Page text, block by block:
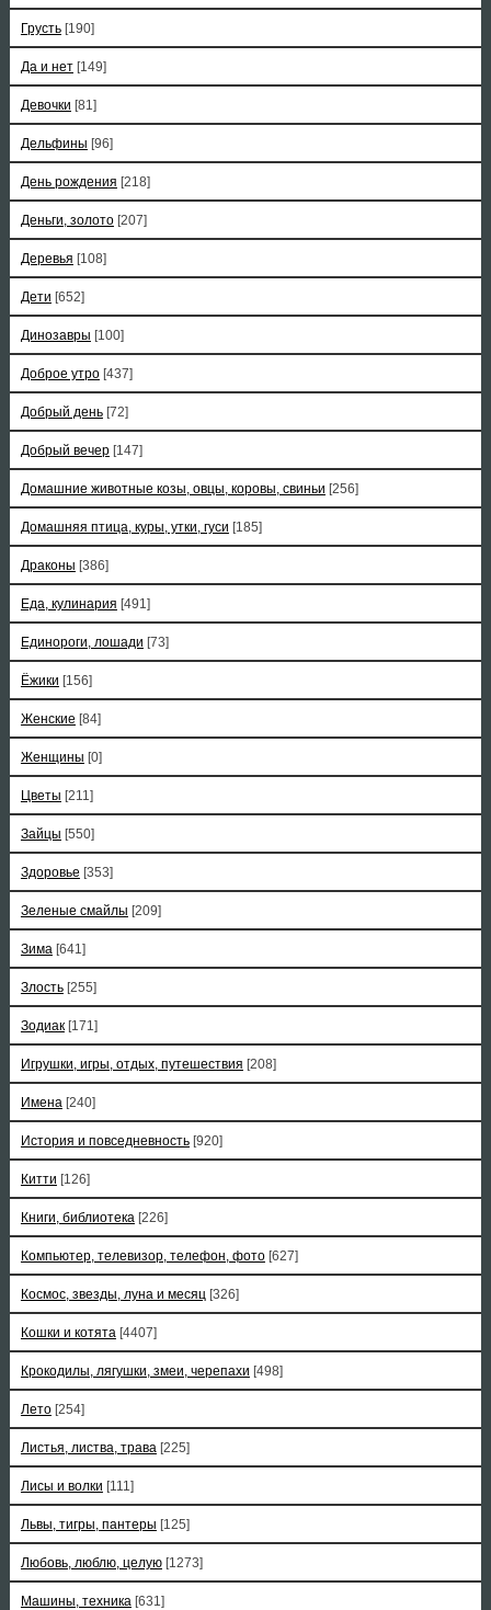
Грусть [190]
Да и нет [149]
Девочки [81]
Дельфины [96]
День рождения [218]
Деньги, золото [207]
Деревья [108]
Дети [652]
Динозавры [100]
Доброе утро [437]
Добрый день [72]
Добрый вечер [147]
Домашние животные козы, овцы, коровы, свиньи [256]
Домашняя птица, куры, утки, гуси [185]
Драконы [386]
Еда, кулинария [491]
Единороги, лошади [73]
Ёжики [156]
Женские [84]
Женщины [0]
Цветы [211]
Зайцы [550]
Здоровье [353]
Зеленые смайлы [209]
Зима [641]
Злость [255]
Зодиак [171]
Игрушки, игры, отдых, путешествия [208]
Имена [240]
История и повседневность [920]
Китти [126]
Книги, библиотека [226]
Компьютер, телевизор, телефон, фото [627]
Космос, звезды, луна и месяц [326]
Кошки и котята [4407]
Крокодилы, лягушки, змеи, черепахи [498]
Лето [254]
Листья, листва, трава [225]
Лисы и волки [111]
Львы, тигры, пантеры [125]
Любовь, люблю, целую [1273]
Машины, техника [631]